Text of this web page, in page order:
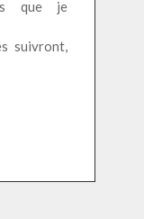
que je
suivront,